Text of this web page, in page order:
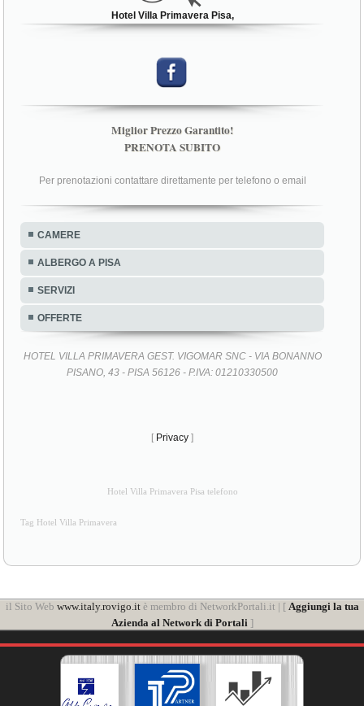
Hotel Villa Primavera Pisa,
Miglior Prezzo Garantito!
PRENOTA SUBITO
Per prenotazioni contattare direttamente per telefono o email
CAMERE
ALBERGO A PISA
SERVIZI
OFFERTE
HOTEL VILLA PRIMAVERA GEST. VIGOMAR SNC - VIA BONANNO
PISANO, 43 - PISA 56126 - P.IVA: 01210330500
[ Privacy ]
Hotel Villa Primavera Pisa telefono
Tag Hotel Villa Primavera
il Sito Web www.italy.rovigo.itè membro di NetworkPortali.it | [ Aggiungi la tua
Azienda al Network di Portali ]